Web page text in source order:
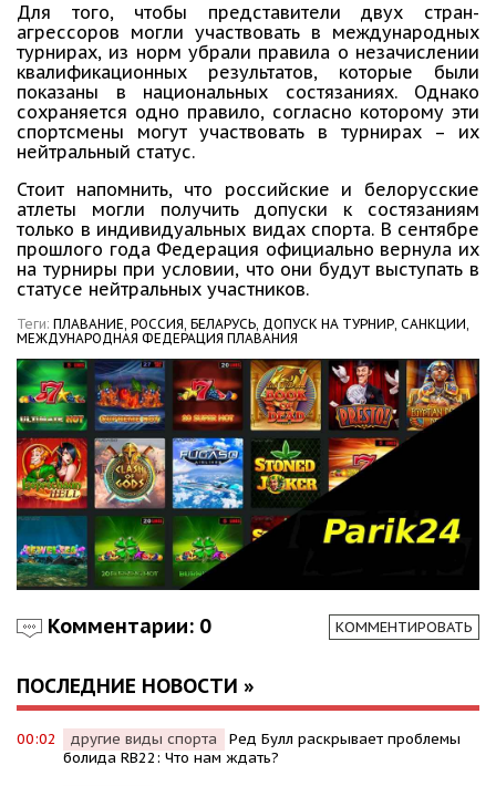
Для того, чтобы представители двух стран-
агрессоров могли участвовать в международных
турнирах, из норм убрали правила о незачислении
квалификационных результатов, которые были
показаны в национальных состязаниях. Однако
сохраняется одно правило, согласно которому эти
спортсмены могут участвовать в турнирах – их
нейтральный статус.
Стоит напомнить, что российские и белорусские
атлеты могли получить допуски к состязаниям
только в индивидуальных видах спорта. В сентябре
прошлого года Федерация официально вернула их
на турниры при условии, что они будут выступать в
статусе нейтральных участников.
Теги: ПЛАВАНИЕ, РОССИЯ, БЕЛАРУСЬ, ДОПУСК НА ТУРНИР, САНКЦИИ,
МЕЖДУНАРОДНАЯ ФЕДЕРАЦИЯ ПЛАВАНИЯ
Комментарии: 0 КОММЕНТИРОВАТЬ
ПОСЛЕДНИЕ НОВОСТИ »
00:02 другие виды спорта
Ред Булл раскрывает проблемы
болида RB22: Что нам ждать?